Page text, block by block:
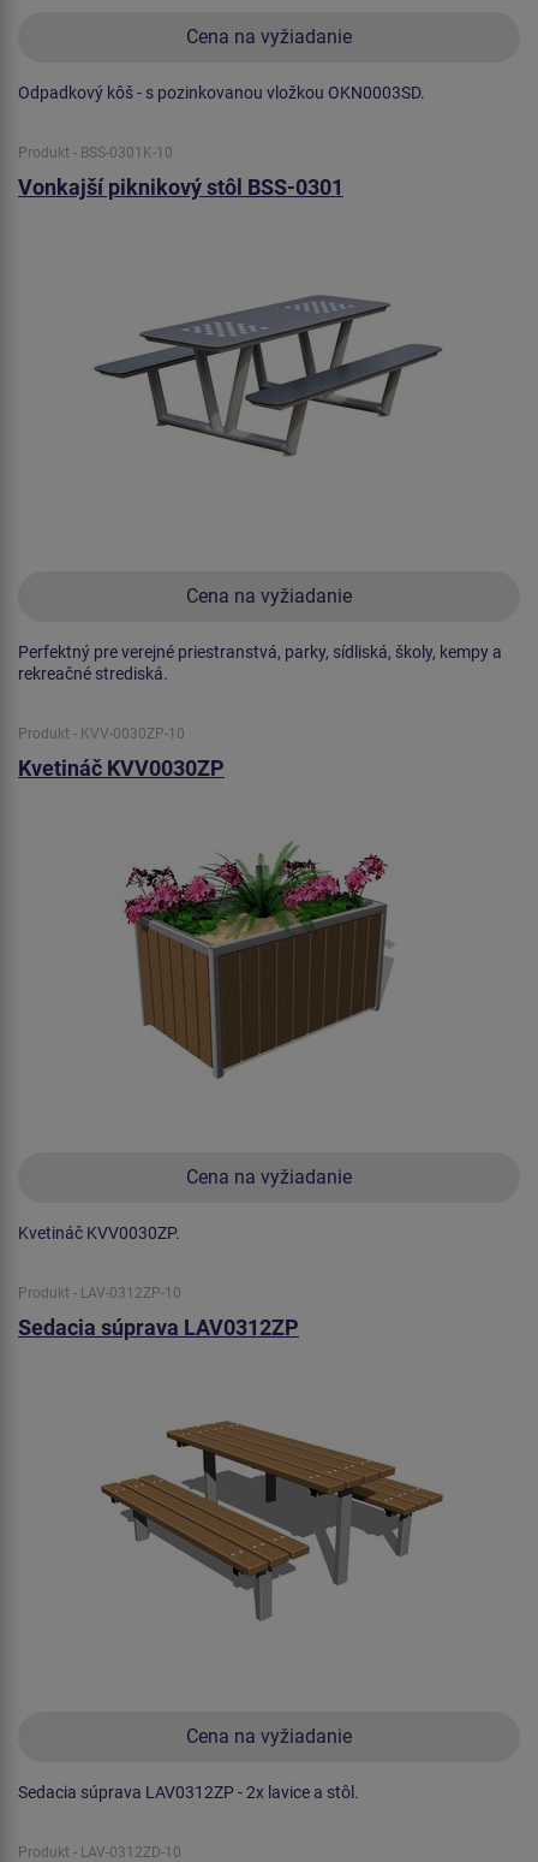
Cena na vyžiadanie
Odpadkový kôš - s pozinkovanou vložkou OKN0003SD.
Produkt - BSS-0301K-10
Vonkajší piknikový stôl BSS-0301
Cena na vyžiadanie
Perfektný pre verejné priestranstvá, parky, sídliská, školy, kempy a
rekreačné strediská.
Produkt - KVV-0030ZP-10
Kvetináč KVV0030ZP
Cena na vyžiadanie
Kvetináč KVV0030ZP.
Produkt - LAV-0312ZP-10
Sedacia súprava LAV0312ZP
Cena na vyžiadanie
Sedacia súprava LAV0312ZP - 2x lavice a stôl.
Produkt - LAV-0312ZD-10